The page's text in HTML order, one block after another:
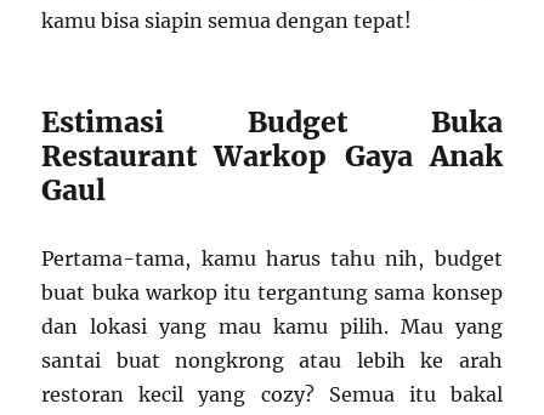
kamu bisa siapin semua dengan tepat!
Estimasi Budget Buka
Restaurant Warkop Gaya Anak
Gaul
Pertama-tama, kamu harus tahu nih, budget
buat buka warkop itu tergantung sama konsep
dan lokasi yang mau kamu pilih. Mau yang
santai buat nongkrong atau lebih ke arah
restoran kecil yang cozy? Semua itu bakal